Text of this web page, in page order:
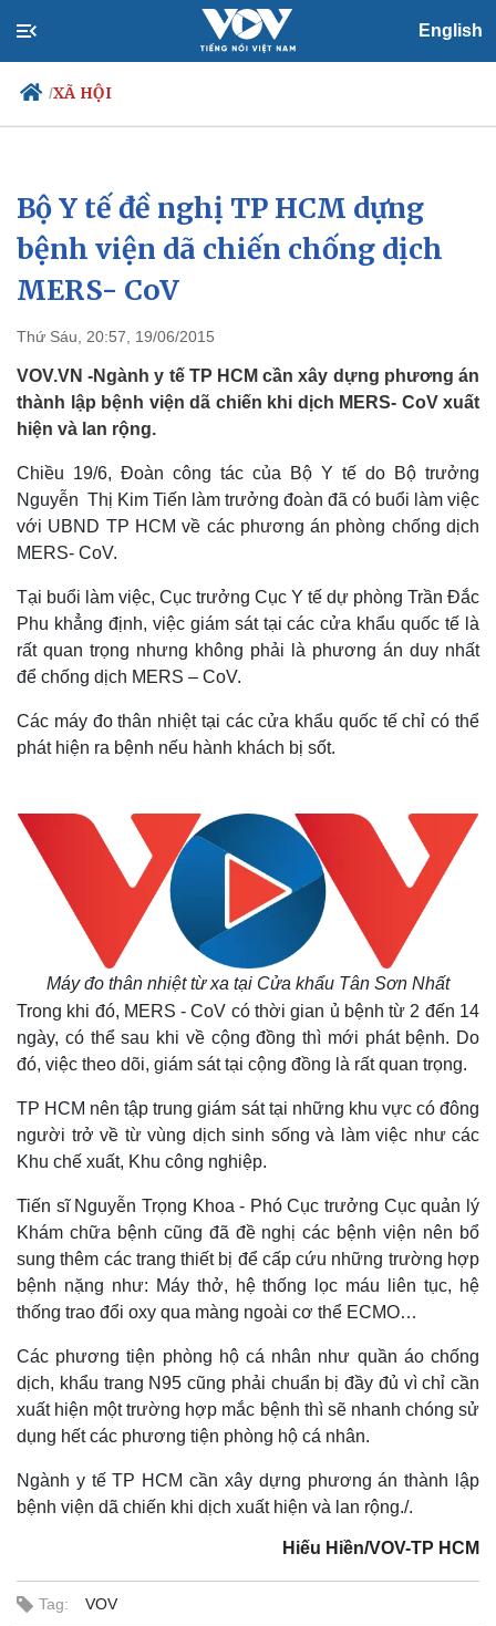
English
/XÃ HỘI
Chính trị
Đảng
Tổ chức nhân sự
Quốc hội
Xã hội
Tin 24h
Dự báo thời tiết
Bộ Y tế đề nghị TP HCM dựng
bệnh viện dã chiến chống dịch
MERS- CoV
Thứ Sáu, 20:57, 19/06/2015
VOV.VN -Ngành y tế TP HCM cần xây dựng phương án
thành lập bệnh viện dã chiến khi dịch MERS- CoV xuất
hiện và lan rộng.
Chiều 19/6, Đoàn công tác của Bộ Y tế do Bộ trưởng
Nguyễn Thị Kim Tiến làm trưởng đoàn đã có buổi làm việc
với UBND TP HCM về các phương án phòng chống dịch
MERS- CoV.
Tại buổi làm việc, Cục trưởng Cục Y tế dự phòng Trần Đắc
Phu khẳng định, việc giám sát tại các cửa khẩu quốc tế là
rất quan trọng nhưng không phải là phương án duy nhất
để chống dịch MERS – CoV.
Các máy đo thân nhiệt tại các cửa khẩu quốc tế chỉ có thể
phát hiện ra bệnh nếu hành khách bị sốt.
Máy đo thân nhiệt từ xa tại Cửa khẩu Tân Sơn Nhất
Trong khi đó, MERS - CoV có thời gian ủ bệnh từ 2 đến 14
ngày, có thể sau khi về cộng đồng thì mới phát bệnh. Do
đó, việc theo dõi, giám sát tại cộng đồng là rất quan trọng.
TP HCM nên tập trung giám sát tại những khu vực có đông
người trở về từ vùng dịch sinh sống và làm việc như các
Khu chế xuất, Khu công nghiệp.
Tiến sĩ Nguyễn Trọng Khoa - Phó Cục trưởng Cục quản lý
Khám chữa bệnh cũng đã đề nghị các bệnh viện nên bổ
sung thêm các trang thiết bị để cấp cứu những trường hợp
bệnh nặng như: Máy thở, hệ thống lọc máu liên tục, hệ
thống trao đổi oxy qua màng ngoài cơ thể ECMO…
Các phương tiện phòng hộ cá nhân như quần áo chống
dịch, khẩu trang N95 cũng phải chuẩn bị đầy đủ vì chỉ cần
xuất hiện một trường hợp mắc bệnh thì sẽ nhanh chóng sử
dụng hết các phương tiện phòng hộ cá nhân.
Ngành y tế TP HCM cần xây dựng phương án thành lập
bệnh viện dã chiến khi dịch xuất hiện và lan rộng./.
Hiếu Hiền/VOV-TP HCM
Tag: VOV